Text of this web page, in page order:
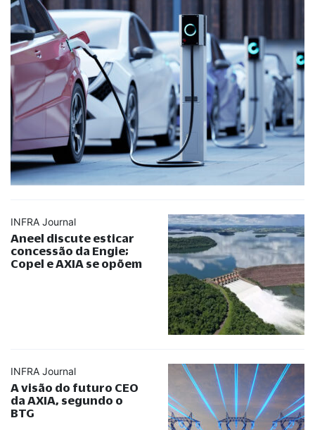
INFRA Journal
Aneel discute esticar
concessão da Engie;
Copel e AXIA se opõem
INFRA Journal
A visão do futuro CEO
da AXIA, segundo o
BTG